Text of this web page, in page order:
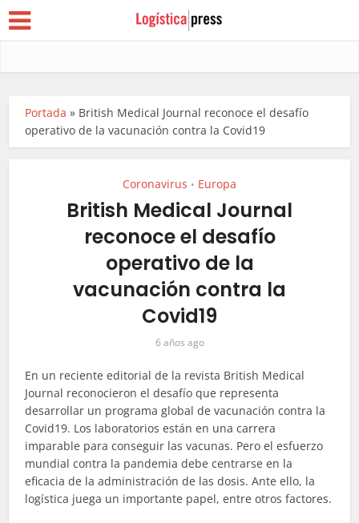
Portada » British Medical Journal reconoce el desafío
operativo de la vacunación contra la Covid19
Coronavirus • Europa
British Medical Journal
reconoce el desafío
operativo de la
vacunación contra la
Covid19
6 años ago
En un reciente editorial de la revista British Medical
Journal reconocieron el desafío que representa
desarrollar un programa global de vacunación contra la
Covid19. Los laboratorios están en una carrera
imparable para conseguir las vacunas. Pero el esfuerzo
mundial contra la pandemia debe centrarse en la
eficacia de la administración de las dosis. Ante ello, la
logística juega un importante papel, entre otros factores.